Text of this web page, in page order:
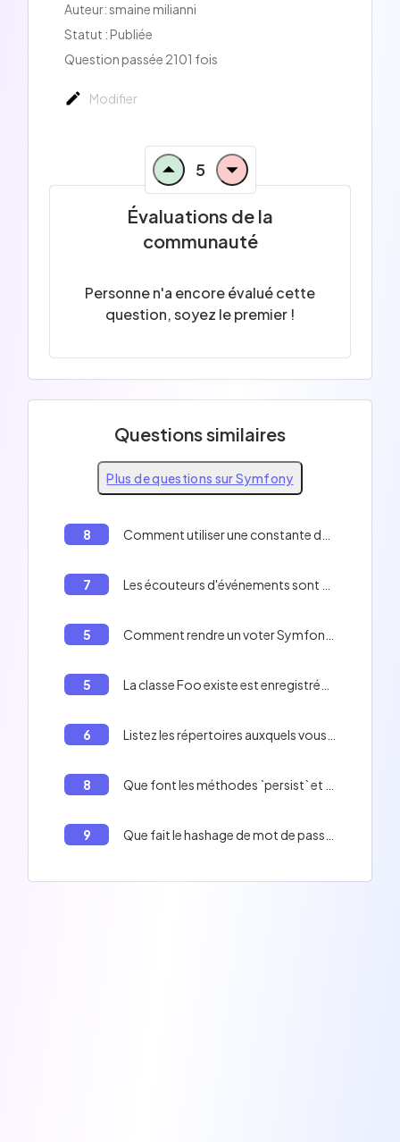
Auteur:smaine milianni
Statut : Publiée
Question passée 2101 fois
Modifier
5
Évaluations de la
communauté
Personne n'a encore évalué cette
question, soyez le premier !
Questions similaires
Plus de questions sur Symfony
8
7
5
5
6
8
9